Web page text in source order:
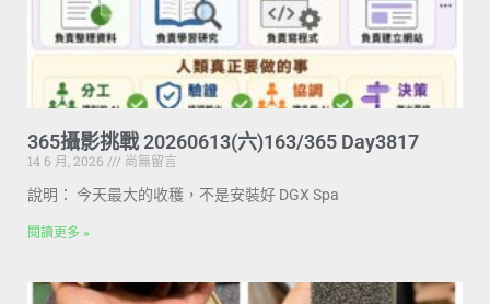
365攝影挑戰 20260613(六)163/365 Day3817
14 6 月, 2026
尚無留言
說明： 今天最大的收穫，不是安裝好 DGX Spa
閱讀更多 »